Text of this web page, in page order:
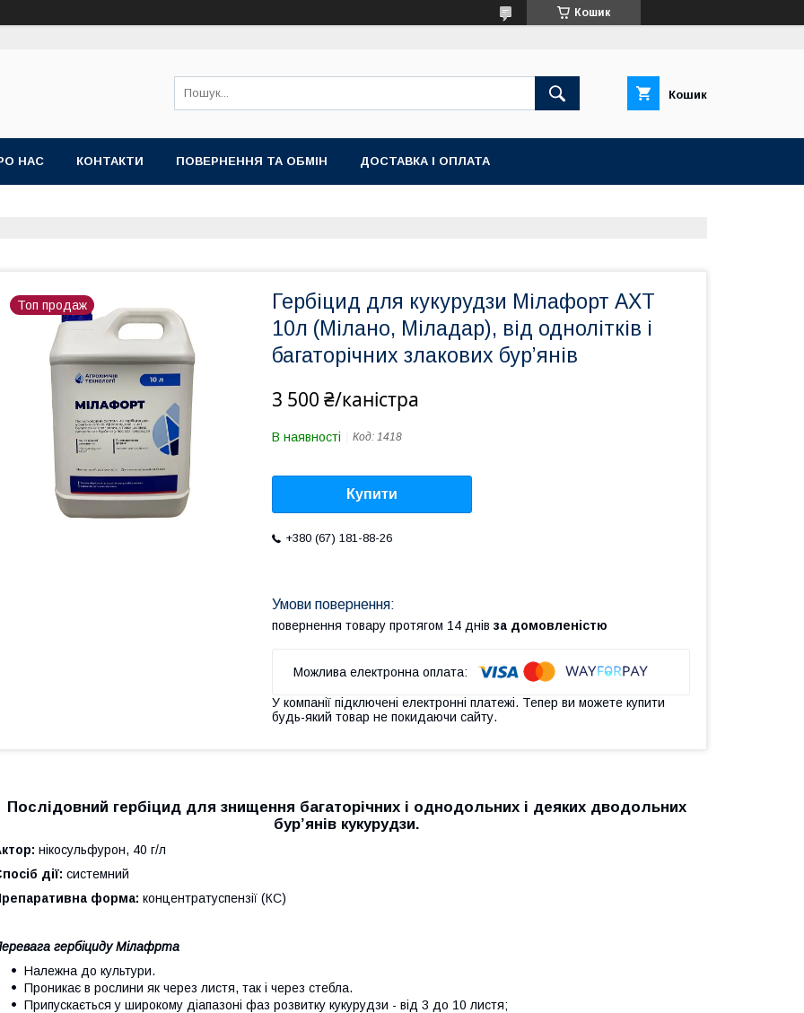
Кошик
Кошик
НАС КОНТАКТИ ПОВЕРНЕННЯ ТА ОБМІН ДОСТАВКА І ОПЛАТА
Топ продаж
Гербіцид для кукурудзи Мілафорт АХТ
10л (Мілано, Міладар), від однолітків і
багаторічних злакових бур’янів
3 500 ₴/каністра
В наявності Код: 1418
Купити
+380 (67) 181-88-26
повернення товару протягом 14 днів за домовленістю
У компанії підключені електронні платежі. Тепер ви можете купити
будь-який товар не покидаючи сайту.
Послідовний гербіцид для знищення багаторічних і однодольних і деяких дводольних
бур’янів кукурудзи.
нікосульфурон, 40 г/л
дії: системний
форма: концентратуспензії (КС)
гербіциду Мілафрта
Належна до культури.
Проникає в рослини як через листя, так і через стебла.
Припускається у широкому діапазоні фаз розвитку кукурудзи - від 3 до 10 листя;